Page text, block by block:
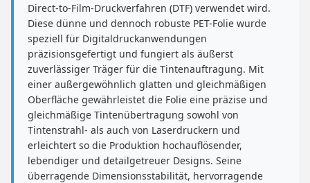
Direct-to-Film-Druckverfahren (DTF) verwendet wird.
Diese dünne und dennoch robuste PET-Folie wurde
speziell für Digitaldruckanwendungen
präzisionsgefertigt und fungiert als äußerst
zuverlässiger Träger für die Tintenauftragung. Mit
einer außergewöhnlich glatten und gleichmäßigen
Oberfläche gewährleistet die Folie eine präzise und
gleichmäßige Tintenübertragung sowohl von
Tintenstrahl- als auch von Laserdruckern und
erleichtert so die Produktion hochauflösender,
lebendiger und detailgetreuer Designs. Seine
überragende Dimensionsstabilität, hervorragende